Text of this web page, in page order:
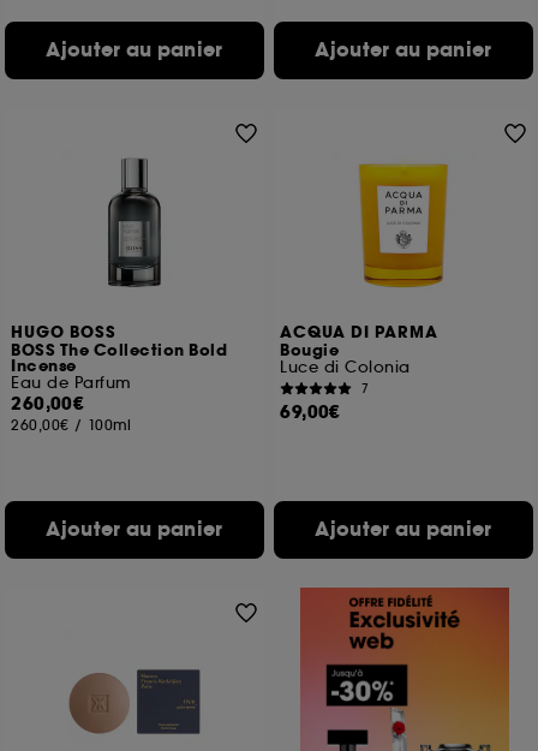
Ajouter au panier Ajouter au panier
HUGO BOSS
BOSS The Collection Bold
Incense
Eau de Parfum
260,00€
260,00€ / 100ml
Ajouter au panier
ACQUA DI PARMA
Bougie
Luce di Colonia
7
69,00€
Ajouter au panier